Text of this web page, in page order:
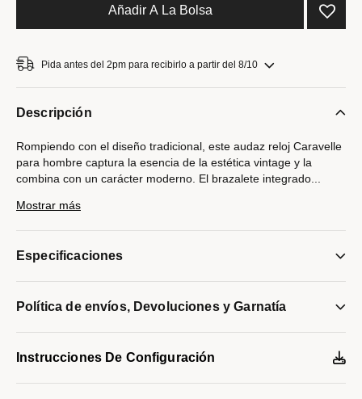
Añadir A La Bolsa
Pida antes del 2pm para recibirlo a partir del 8/10
Descripción
Rompiendo con el diseño tradicional, este audaz reloj Caravelle
para hombre captura la esencia de la estética vintage y la
combina con un carácter moderno. El brazalete integrado
fluida con la caja rectangular a juego, creando una silueta
índices aplicados, lectura de fecha y manecillas pulidas. Marca
Modelo #: 43B176
Mostrar más
Especificaciones
Política de envíos, Devoluciones y Garnatía
Instrucciones De Configuración